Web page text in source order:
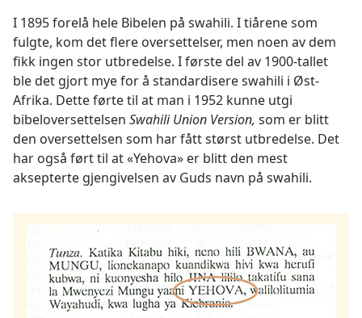
I 1895 forelå hele Bibelen på swahili. I tiårene som
fulgte, kom det flere oversettelser, men noen av dem
fikk ingen stor utbredelse. I første del av 1900-tallet
ble det gjort mye for å standardisere swahili i Øst-
Afrika. Dette førte til at man i 1952 kunne utgi
bibeloversettelsen Swahili Union Version, som er blitt
den oversettelsen som har fått størst utbredelse. Det
har også ført til at «Yehova» er blitt den mest
aksepterte gjengivelsen av Guds navn på swahili.